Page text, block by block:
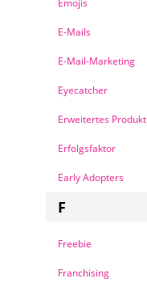
Emojis
E-Mails
E-Mail-Marketing
Eyecatcher
Erweitertes Produkt
Erfolgsfaktor
Early Adopters
F
Freebie
Franchising